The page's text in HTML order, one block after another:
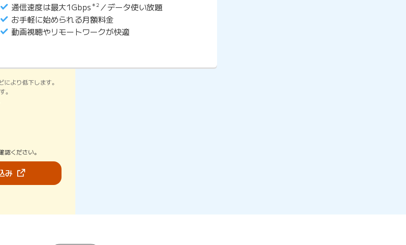
通信速度は最大1Gbps ＊2 ／データ使い放題
お手軽に始められる月額料金
動画視聴やリモートワークが快適
より低下します。
。
認ください。
み（新しいタブで開きます）